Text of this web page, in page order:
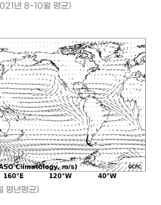
년 8~10월 평균)
평년평균)